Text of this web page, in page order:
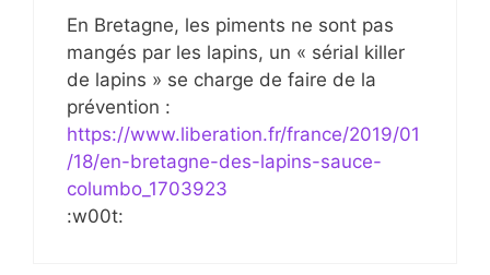
En Bretagne, les piments ne sont pas
mangés par les lapins, un « sérial killer
de lapins » se charge de faire de la
prévention :
https://www.liberation.fr/france/2019/01
/18/en-bretagne-des-lapins-sauce-
columbo_1703923
:w00t: